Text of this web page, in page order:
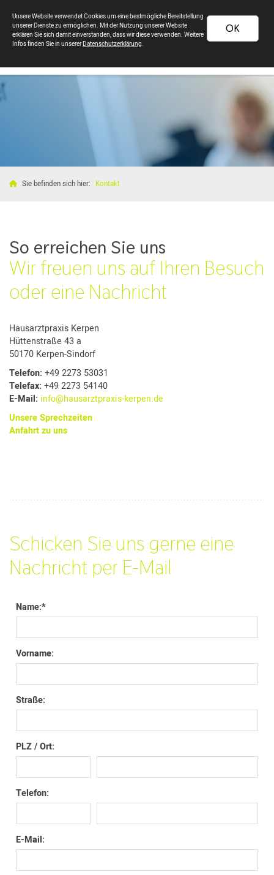
Sie befinden sich hier: Kontakt
So erreichen Sie uns
Wir freuen uns auf Ihren Besuch
oder eine Nachricht
Hausarztpraxis Kerpen
Hüttenstraße 43 a
50170 Kerpen-Sindorf
Telefon: +49 2273 53031
Telefax: +49 2273 54140
E-Mail: info@hausarztpraxis-kerpen.de
Unsere Sprechzeiten
Anfahrt zu uns
Schicken Sie uns gerne eine
Nachricht per E-Mail
Name:*
Vorname:
Straße:
PLZ / Ort:
Telefon:
E-Mail:
OK
Unsere Website verwendet Cookies um eine bestmögliche Bereitstellung
unserer Dienste zu ermöglichen. Mit der Nutzung unserer Website
erklären Sie sich damit einverstanden, dass wir diese verwenden. Weitere
Infos finden Sie in unsererDatenschutzerklärung.